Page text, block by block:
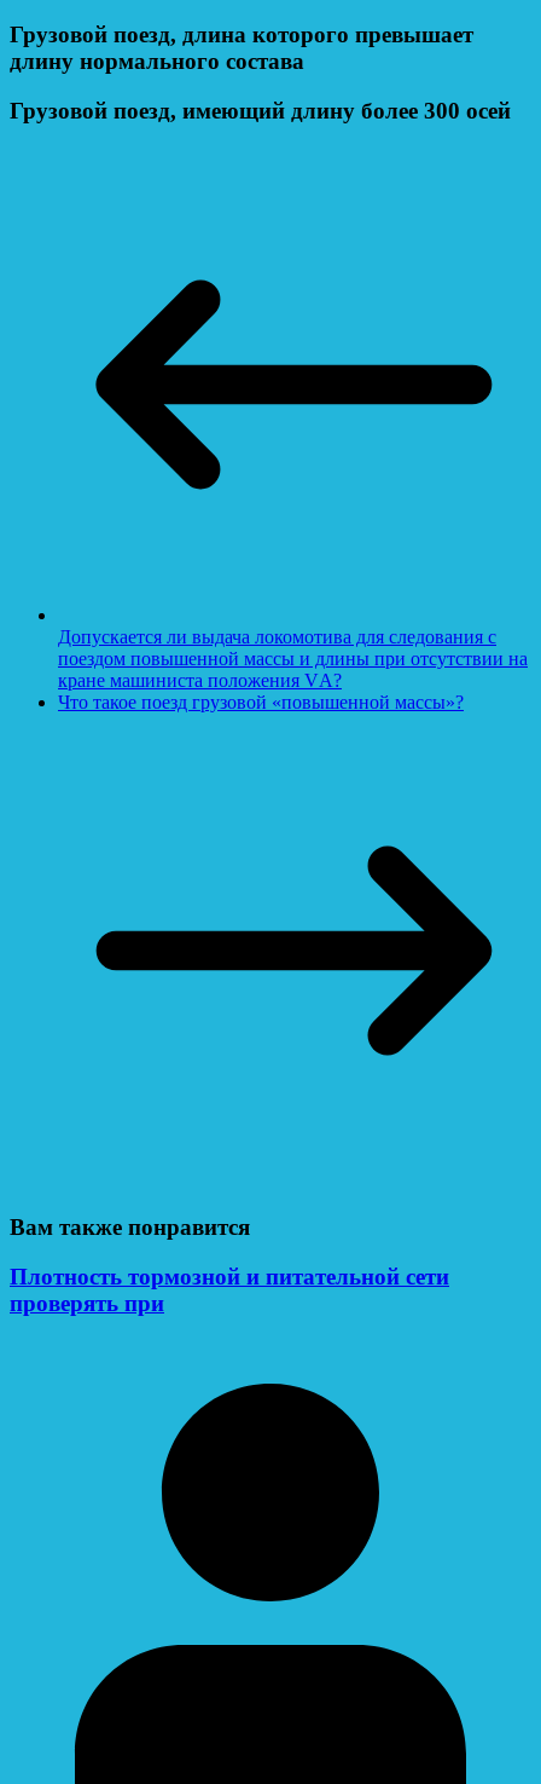
Грузовой поезд, длина которого превышает
длину нормального состава
Грузовой поезд, имеющий длину более 300 осей
Допускается ли выдача локомотива для следования с
поездом повышенной массы и длины при отсутствии на
кране машиниста положения VА?
Что такое поезд грузовой «повышенной массы»?
Вам также понравится
Плотность тормозной и питательной сети
проверять при